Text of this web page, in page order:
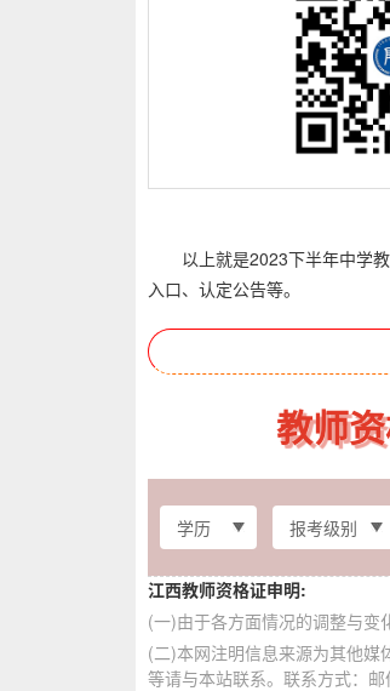
以上就是2023下半年中学教
入口、认定公告等。
教师
江西教师资格证申明:
(一)由于各方面情况的调整与变
(二)本网注明信息来源为其他
等请与本站联系。联系方式：